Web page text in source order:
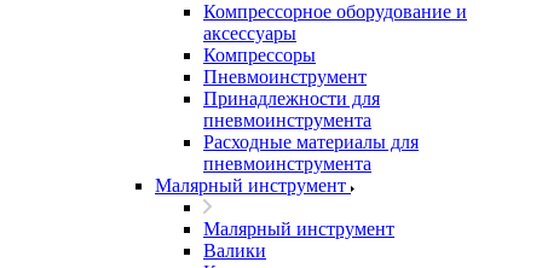
Компрессорное оборудование и
аксессуары
Компрессоры
Пневмоинструмент
Принадлежности для
пневмоинструмента
Расходные материалы для
пневмоинструмента
Малярный инструмент
Малярный инструмент
Валики